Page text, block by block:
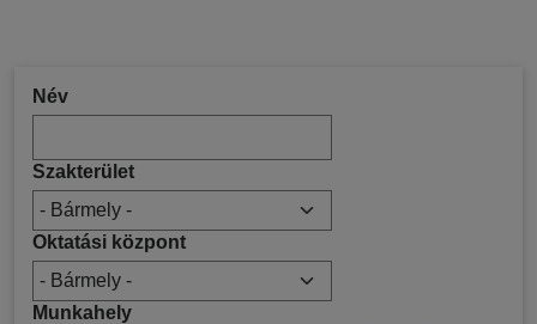
Név
Szakterület
Oktatási központ
Munkahely